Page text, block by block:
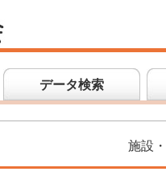
データ検索
施設